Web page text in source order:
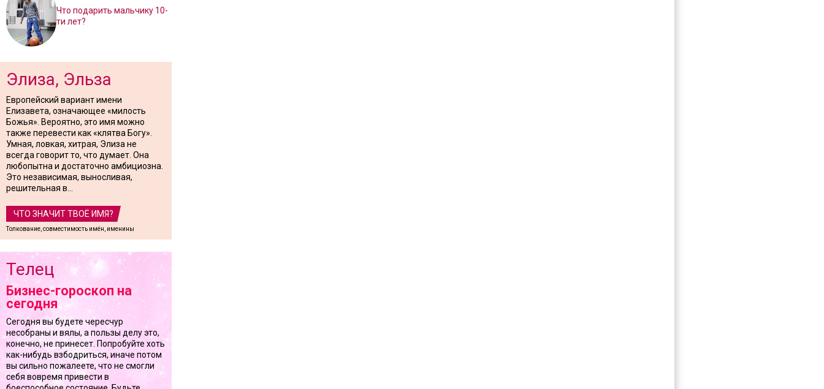
Что подарить мальчику 10-
ти лет?
Элиза, Эльза
Европейский вариант имени
Елизавета, означающее «милость
Божья». Вероятно, это имя можно
также перевести как «клятва Богу».
Умная, ловкая, хитрая, Элиза не
всегда говорит то, что думает. Она
любопытна и достаточно амбициозна.
Это независимая, выносливая,
решительная в...
ЧТО ЗНАЧИТ ТВОЁ ИМЯ?
Толкование, совместимость имён, именины
Телец
Бизнес-гороскоп на
сегодня
Сегодня вы будете чересчур
несобраны и вялы, а пользы делу это,
конечно, не принесет. Попробуйте хоть
как-нибудь взбодриться, иначе потом
вы сильно пожалеете, что не смогли
себя вовремя привести в